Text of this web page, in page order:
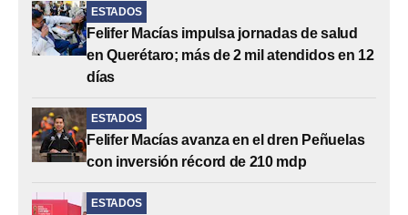
ESTADOS
Felifer Macías impulsa jornadas de salud
en Querétaro; más de 2 mil atendidos en 12
días
ESTADOS
Felifer Macías avanza en el dren Peñuelas
con inversión récord de 210 mdp
ESTADOS